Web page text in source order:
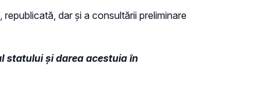
dar și a consultării preliminare
statului și darea acestuia în